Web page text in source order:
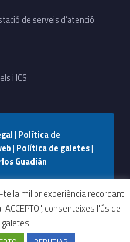
CUAP
de serveis d’atenció
| Política de
| Política de galetes|
Guadián
la millor experiència recordant
consenteixes l'ús de